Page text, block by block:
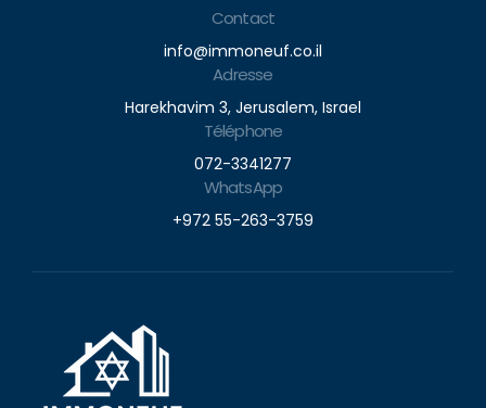
Contact
info@immoneuf.co.il
Adresse
Harekhavim 3, Jerusalem, Israel
Téléphone
072-3341277
WhatsApp
+972 55-263-3759